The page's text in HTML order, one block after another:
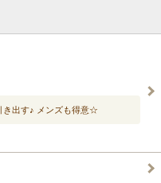
き出す♪ メンズも得意☆